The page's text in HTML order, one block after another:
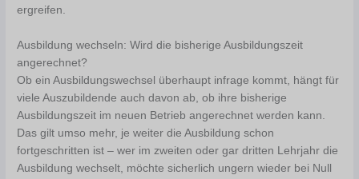
ergreifen.
Ausbildung wechseln: Wird die bisherige Ausbildungszeit
angerechnet?
Ob ein Ausbildungswechsel überhaupt infrage kommt, hängt für
viele Auszubildende auch davon ab, ob ihre bisherige
Ausbildungszeit im neuen Betrieb angerechnet werden kann.
Das gilt umso mehr, je weiter die Ausbildung schon
fortgeschritten ist – wer im zweiten oder gar dritten Lehrjahr die
Ausbildung wechselt, möchte sicherlich ungern wieder bei Null